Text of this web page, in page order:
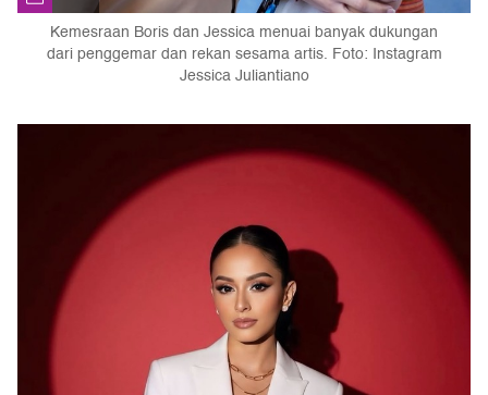
Kemesraan Boris dan Jessica menuai banyak dukungan
dari penggemar dan rekan sesama artis. Foto: Instagram
Jessica Juliantiano